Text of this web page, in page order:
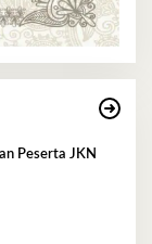
Peserta JKN